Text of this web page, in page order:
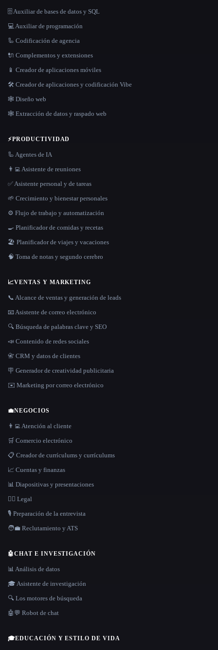
🗄️ Auxiliar de bases de datos y SQL
💻 Auxiliar de programación
🦾 Codificación de agencia
🔌 Complementos y extensiones
📱 Creador de aplicaciones móviles
🛠️ Creador de aplicaciones y codificación Vibe
🕸 Diseño web
🕸️ Extracción de datos y raspado web
⚡PRODUCTIVIDAD
🦾 Agentes de IA
👨‍💻 Asistente de reuniones
✅ Asistente personal y de tareas
🌱 Crecimiento y bienestar personales
⚙️ Flujo de trabajo y automatización
🍳 Planificador de comidas y recetas
🏖 Planificador de viajes y vacaciones
🧠 Toma de notas y segundo cerebro
📈VENTAS Y MARKETING
📞 Alcance de ventas y generación de leads
📧 Asistente de correo electrónico
🔍 Búsqueda de palabras clave y SEO
📣 Contenido de redes sociales
📇 CRM y datos de clientes
🪧 Generador de creatividad publicitaria
✉️ Marketing por correo electrónico
💼NEGOCIOS
👨‍💻 Atención al cliente
🛒 Comercio electrónico
📋 Creador de currículums y currículums
📈 Cuentas y finanzas
📊 Diapositivas y presentaciones
👩‍⚖️ Legal
🎙️ Preparación de la entrevista
🧑‍💼 Reclutamiento y ATS
🤖CHAT E INVESTIGACIÓN
📊 Análisis de datos
🎓 Asistente de investigación
🔍 Los motores de búsqueda
🤖💬 Robot de chat
🎓EDUCACIÓN Y ESTILO DE VIDA